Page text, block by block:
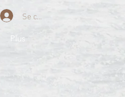
Se connecter
Plus